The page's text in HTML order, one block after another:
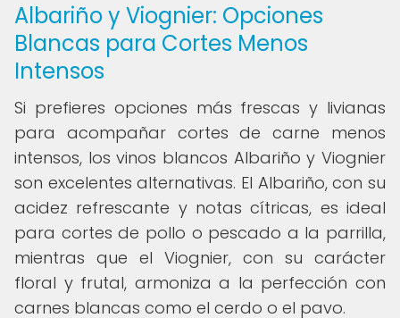
Albariño y Viognier: Opciones
Blancas para Cortes Menos
Intensos
Si prefieres opciones más frescas y livianas
para acompañar cortes de carne menos
intensos, los vinos blancos Albariño y Viognier
son excelentes alternativas. El Albariño, con su
acidez refrescante y notas cítricas, es ideal
para cortes de pollo o pescado a la parrilla,
mientras que el Viognier, con su carácter
floral y frutal, armoniza a la perfección con
carnes blancas como el cerdo o el pavo.